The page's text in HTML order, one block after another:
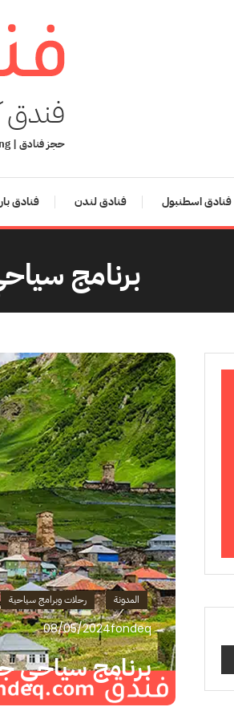
فندق
حجز فنادق | Online Hotels Booking
فنادق اسطنبول فنادق لندن فنادق
برنامج سياحي
المدونة رحلات وبرامج سياحية
08/05/2024fondeq
برنامج سياحي